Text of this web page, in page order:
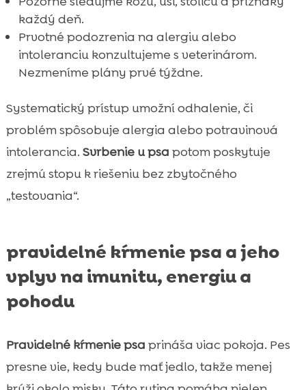
každý deň.
Prvotné podozrenia na alergiu alebo
intoleranciu konzultujeme s veterinárom.
Nezmeníme plány prvé týždne.
Systematický prístup umožní odhalenie, či
problém spôsobuje alergia alebo potravinová
intolerancia. Svrbenie u psa potom poskytuje
zrejmú stopu k riešeniu bez zbytočného
„testovania“.
pravidelné kŕmenie psa a jeho
vplyv na imunitu, energiu a
pohodu
Pravidelné kŕmenie psa prináša viac pokoja. Pes
presne vie, kedy bude mať jedlo, takže menej